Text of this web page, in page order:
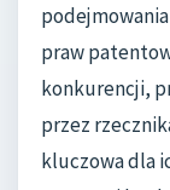
praw
konkurencji,
przez
kluczowa dla